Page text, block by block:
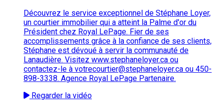
Découvrez le service exceptionnel de Stéphane Loyer,
un courtier immobilier qui a atteint la Palme d'or du
Président chez Royal LePage. Fier de ses
accomplissements grâce à la confiance de ses clients,
Stéphane est dévoué à servir la communauté de
Lanaudière. Visitez www.stephaneloyer.ca ou
contactez-le à votrecourtier@stephaneloyer.ca ou 450-
898-3338. Agence Royal LePage Partenaire.
Regarder la vidéo